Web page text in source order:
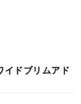
ドブリムアド